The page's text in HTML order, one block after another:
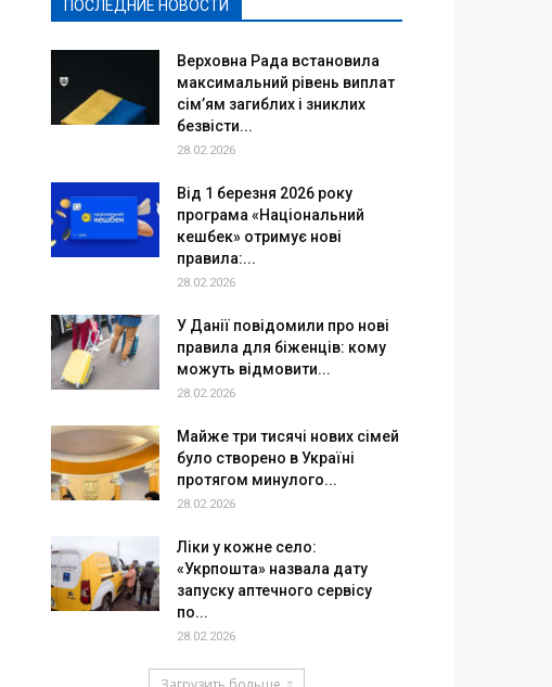
ПОСЛЕДНИЕ НОВОСТИ
Верховна Рада встановила
максимальний рівень виплат
сім’ям загиблих і зниклих
безвісти...
28.02.2026
Від 1 березня 2026 року
програма «Національний
кешбек» отримує нові
правила:...
28.02.2026
У Данії повідомили про нові
правила для біженців: кому
можуть відмовити...
28.02.2026
Майже три тисячі нових сімей
було створено в Україні
протягом минулого...
28.02.2026
Ліки у кожне село:
«Укрпошта» назвала дату
запуску аптечного сервісу
по...
28.02.2026